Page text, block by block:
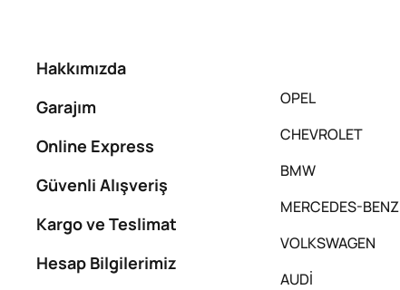
Hakkımızda
Garajım
Online Express
Güvenli Alışveriş
Kargo ve Teslimat
Hesap Bilgilerimiz
OPEL
CHEVROLET
BMW
MERCEDES-BENZ
VOLKSWAGEN
AUDİ